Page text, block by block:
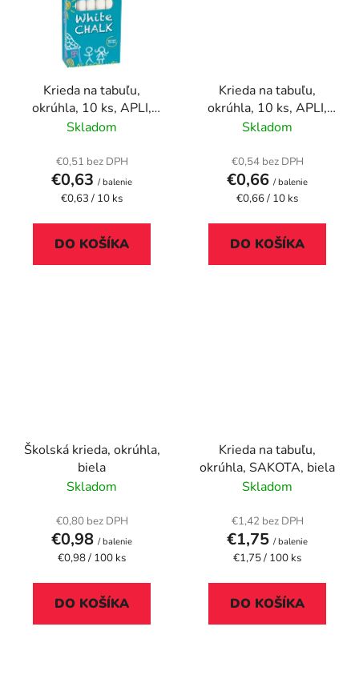
Krieda na tabuľu,
okrúhla, 10 ks, APLI,
biela
Skladom
€0,51 bez DPH
€0,63 / balenie
Jednotková
€0,63 / 10 ks
DO KOŠÍKA
Krieda na tabuľu,
okrúhla, 10 ks, APLI,
rôzne farby
Skladom
€0,54 bez DPH
€0,66 / balenie
Jednotková
€0,66 / 10 ks
DO KOŠÍKA
Školská krieda, okrúhla,
biela
Skladom
€0,80 bez DPH
€0,98 / balenie
Jednotková
€0,98 / 100 ks
DO KOŠÍKA
Krieda na tabuľu,
okrúhla, SAKOTA, biela
Skladom
€1,42 bez DPH
€1,75 / balenie
Jednotková
€1,75 / 100 ks
DO KOŠÍKA